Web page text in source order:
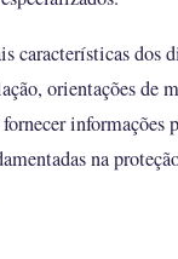
características dos
orientações de
informações
na